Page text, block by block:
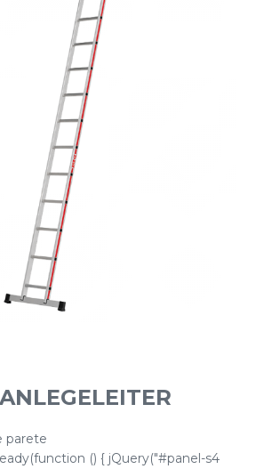
parete
() { jQuery("#panel-s4